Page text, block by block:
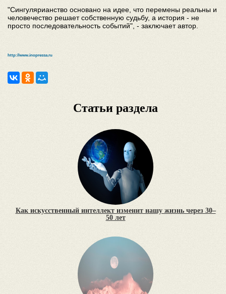
"Сингулярианство основано на идее, что перемены реальны и
человечество решает собственную судьбу, а история - не
просто последовательность событий", - заключает автор.
http://www.inopressa.ru
Статьи раздела
Как искусственный интеллект изменит нашу жизнь через 30–
50 лет